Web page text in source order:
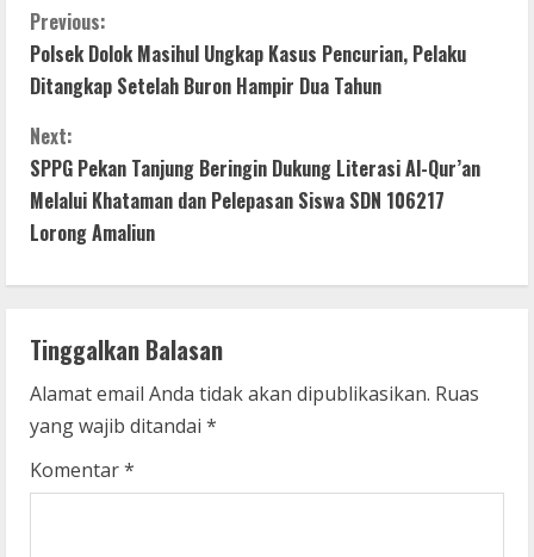
C
o
n
t
i
n
u
e
R
e
Previous:
Polsek Dolok Masihul Ungkap Kasus Pencurian, Pelaku
Ditangkap Setelah Buron Hampir Dua Tahun
Next:
SPPG Pekan Tanjung Beringin Dukung Literasi Al-Qur’an
Melalui Khataman dan Pelepasan Siswa SDN 106217
Lorong Amaliun
Tinggalkan Balasan
Alamat email Anda tidak akan dipublikasikan. Ruas
yang wajib ditandai *
Komentar*